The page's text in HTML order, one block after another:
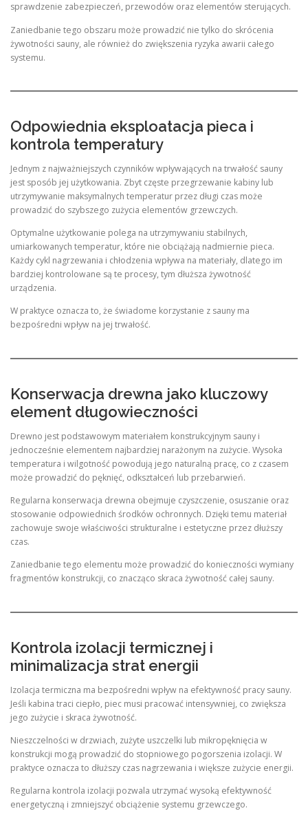
sprawdzenie zabezpieczeń, przewodów oraz elementów sterujących.
Zaniedbanie tego obszaru może prowadzić nie tylko do skrócenia
żywotności sauny, ale również do zwiększenia ryzyka awarii całego
systemu.
Odpowiednia eksploatacja pieca i
kontrola temperatury
Jednym z najważniejszych czynników wpływających na trwałość sauny
jest sposób jej użytkowania. Zbyt częste przegrzewanie kabiny lub
utrzymywanie maksymalnych temperatur przez długi czas może
prowadzić do szybszego zużycia elementów grzewczych.
Optymalne użytkowanie polega na utrzymywaniu stabilnych,
umiarkowanych temperatur, które nie obciążają nadmiernie pieca.
Każdy cykl nagrzewania i chłodzenia wpływa na materiały, dlatego im
bardziej kontrolowane są te procesy, tym dłuższa żywotność
urządzenia.
W praktyce oznacza to, że świadome korzystanie z sauny ma
bezpośredni wpływ na jej trwałość.
Konserwacja drewna jako kluczowy
element długowieczności
Drewno jest podstawowym materiałem konstrukcyjnym sauny i
jednocześnie elementem najbardziej narażonym na zużycie. Wysoka
temperatura i wilgotność powodują jego naturalną pracę, co z czasem
może prowadzić do pęknięć, odkształceń lub przebarwień.
Regularna konserwacja drewna obejmuje czyszczenie, osuszanie oraz
stosowanie odpowiednich środków ochronnych. Dzięki temu materiał
zachowuje swoje właściwości strukturalne i estetyczne przez dłuższy
czas.
Zaniedbanie tego elementu może prowadzić do konieczności wymiany
fragmentów konstrukcji, co znacząco skraca żywotność całej sauny.
Kontrola izolacji termicznej i
minimalizacja strat energii
Izolacja termiczna ma bezpośredni wpływ na efektywność pracy sauny.
Jeśli kabina traci ciepło, piec musi pracować intensywniej, co zwiększa
jego zużycie i skraca żywotność.
Nieszczelności w drzwiach, zużyte uszczelki lub mikropęknięcia w
konstrukcji mogą prowadzić do stopniowego pogorszenia izolacji. W
praktyce oznacza to dłuższy czas nagrzewania i większe zużycie energii.
Regularna kontrola izolacji pozwala utrzymać wysoką efektywność
energetyczną i zmniejszyć obciążenie systemu grzewczego.